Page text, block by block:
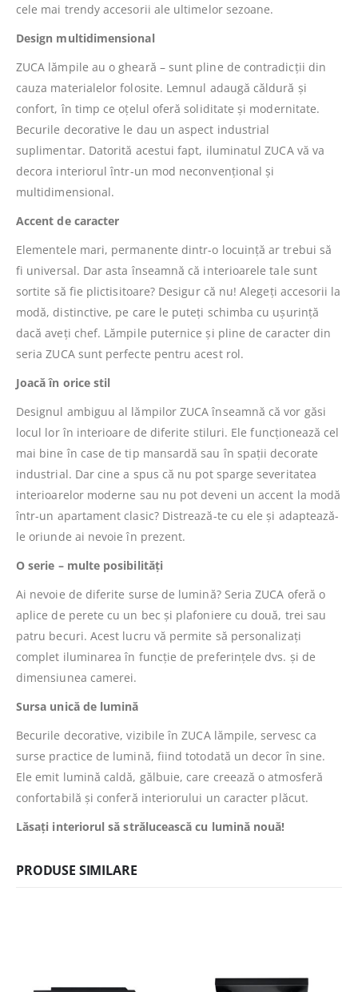
cele mai trendy accesorii ale ultimelor sezoane.
Design multidimensional
ZUCA lămpile au o gheară – sunt pline de contradicții din
cauza materialelor folosite. Lemnul adaugă căldură și
confort, în timp ce oțelul oferă soliditate și modernitate.
Becurile decorative le dau un aspect industrial
suplimentar. Datorită acestui fapt, iluminatul ZUCA vă va
decora interiorul într-un mod neconvențional și
multidimensional.
Accent de caracter
Elementele mari, permanente dintr-o locuință ar trebui să
fi universal. Dar asta înseamnă că interioarele tale sunt
sortite să fie plictisitoare? Desigur că nu! Alegeți accesorii la
modă, distinctive, pe care le puteți schimba cu ușurință
dacă aveți chef. Lămpile puternice și pline de caracter din
seria ZUCA sunt perfecte pentru acest rol.
Joacă în orice stil
Designul ambiguu al lămpilor ZUCA înseamnă că vor găsi
locul lor în interioare de diferite stiluri. Ele funcționează cel
mai bine în case de tip mansardă sau în spații decorate
industrial. Dar cine a spus că nu pot sparge severitatea
interioarelor moderne sau nu pot deveni un accent la modă
într-un apartament clasic? Distrează-te cu ele și adaptează-
le oriunde ai nevoie în prezent.
O serie – multe posibilități
Ai nevoie de diferite surse de lumină? Seria ZUCA oferă o
aplice de perete cu un bec și plafoniere cu două, trei sau
patru becuri. Acest lucru vă permite să personalizați
complet iluminarea în funcție de preferințele dvs. și de
dimensiunea camerei.
Sursa unică de lumină
Becurile decorative, vizibile în ZUCA lămpile, servesc ca
surse practice de lumină, fiind totodată un decor în sine.
Ele emit lumină caldă, gălbuie, care creează o atmosferă
confortabilă și conferă interiorului un caracter plăcut.
Lăsați interiorul să strălucească cu lumină nouă!
PRODUSE SIMILARE